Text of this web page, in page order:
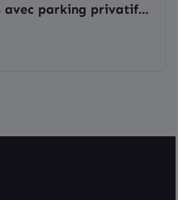
avec parking privatif